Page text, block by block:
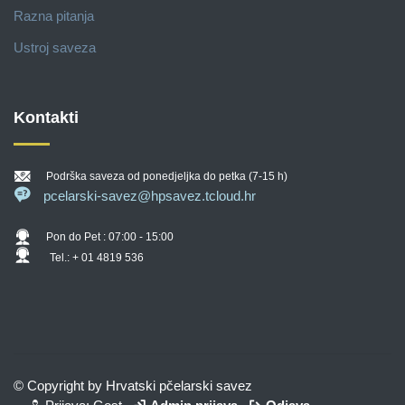
Razna pitanja
Ustroj saveza
Kontakti
Podrška saveza od ponedjeljka do petka (7-15 h)
pcelarski-savez@hpsavez.tcloud.hr
Pon do Pet : 07:00 - 15:00
Tel.: + 01 4819 536
© Copyright by Hrvatski pčelarski savez